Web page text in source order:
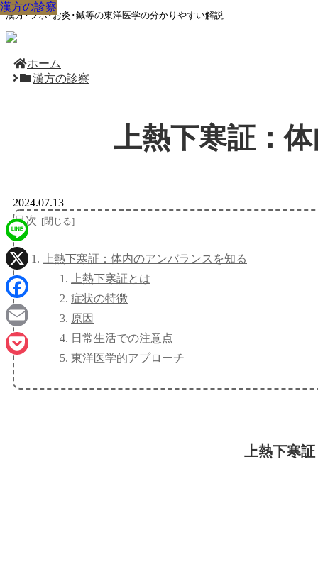
漢方･ツボ･お灸･鍼等の東洋医学の分かりやすい解説
ホーム
漢方の診察
上熱下寒証：
漢方の診察
2024.07.13
目次
上熱下寒証：体内のアンバランスを知る
上熱下寒証とは
症状の特徴
原因
日常生活での注意点
東洋医学的アプローチ
上熱下寒
漢方の診察
漢方の診察
漢方の診察
漢方の診察
漢方の診察
漢方の診察
漢方の診察
漢方の診察
Line
X
Facebook
Email
Pocket